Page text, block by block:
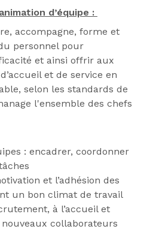
d’équipe :
accompagne, forme et
personnel pour
et ainsi offrir aux
et de service en
selon les standards de
l'ensemble des chefs
: encadrer, coordonner
et l’adhésion des
un bon climat de travail
à l’accueil et
nouveaux collaborateurs